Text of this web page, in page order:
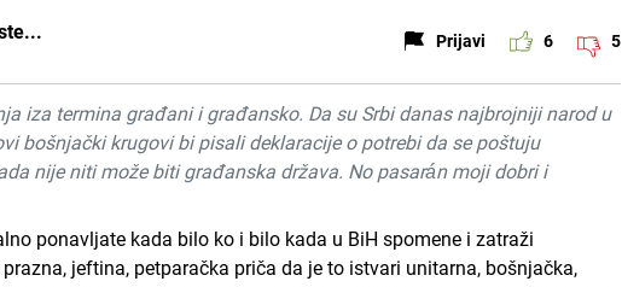
Prijavi 6 5
iza termina građani i građansko. Da su Srbi danas najbrojniji narod u
bošnjački krugovi bi pisali deklaracije o potrebi da se poštuju
nije niti može biti građanska država. No pasarán moji dobri i
ponavljate kada bilo ko i bilo kada u BiH spomene i zatraži
jeftina, petparačka priča da je to istvari unitarna, bošnjačka,